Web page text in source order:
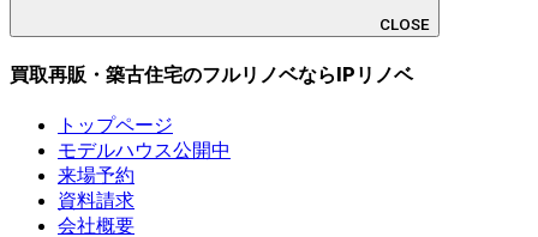
CLOSE
買取再販・築古住宅のフルリノベならIPリノベ
トップページ
モデルハウス公開中
来場予約
資料請求
会社概要